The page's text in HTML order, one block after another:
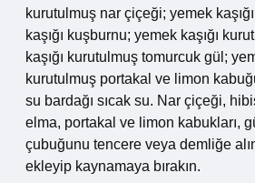
kurutulmuş nar çiçeği; yemek
kaşığı kuşburnu; yemek kaşığı
kaşığı kurutulmuş tomurcuk gül;
kurutulmuş portakal ve limon
su bardağı sıcak su. Nar çiçeği,
elma, portakal ve limon kabukları,
çubuğunu tencere veya demliğe
ekleyip kaynamaya bırakın.